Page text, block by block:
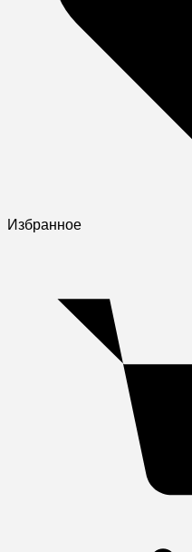
Избранное